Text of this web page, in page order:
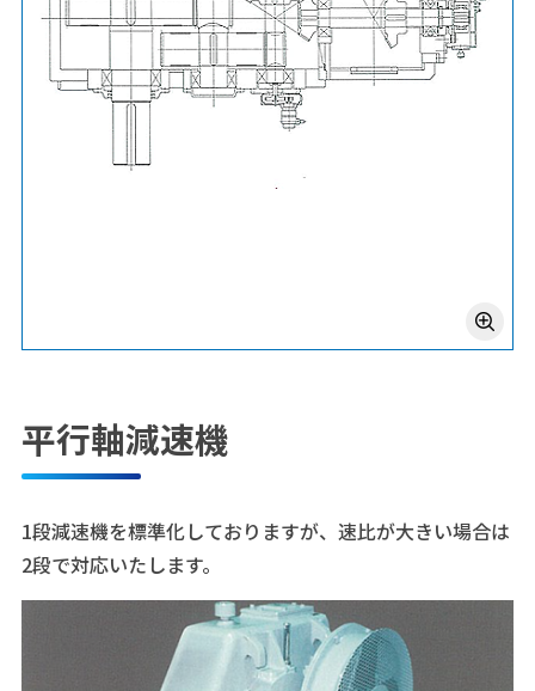
平行軸減速機
1段減速機を標準化しておりますが、速比が大きい場合は
2段で対応いたします。